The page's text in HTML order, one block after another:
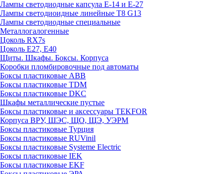
Лампы светодиодные капсула Е-14 и Е-27
Лампы светодиоидные линейные T8 G13
Лампы светодиодные специальные
Металлогалогенные
Цоколь RX7s
Цоколь Е27, E40
Щиты. Шкафы. Боксы. Корпуса
Коробки пломбировочные под автоматы
Боксы пластиковые ABB
Боксы пластиковые TDM
Боксы пластиковые DKC
Шкафы металлические пустые
Боксы пластиковые и аксессуары TEKFOR
Корпуса ВРУ, ШЭС, ЩО, ЩЭ, УЭРМ
Боксы пластиковые Турция
Боксы пластиковые RUVinil
Боксы пластиковые Systeme Electric
Боксы пластиковые IEK
Боксы пластиковые EKF